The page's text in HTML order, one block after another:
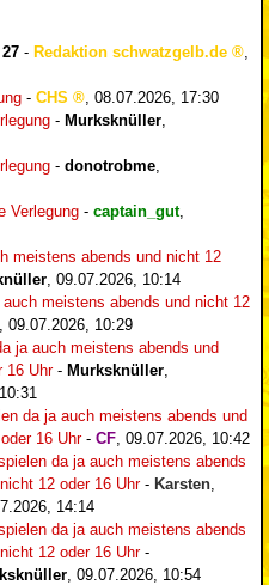
- Redaktion schwatzgelb.de
- CHS
08.07.2026, 17:30
- Murksknüller
- donotrobme
Verlegung - captain_gut,
meistens abends und nicht 12
09.07.2026, 10:14
auch meistens abends und nicht 12
09.07.2026, 10:29
ja auch meistens abends und
16 Uhr- Murksknüller
da ja auch meistens abends und
16 Uhr- CF 09.07.2026, 10:42
da ja auch meistens abends
12 oder 16 Uhr- Karsten
14:14
da ja auch meistens abends
12 oder 16 Uhr-
09.07.2026, 10:54